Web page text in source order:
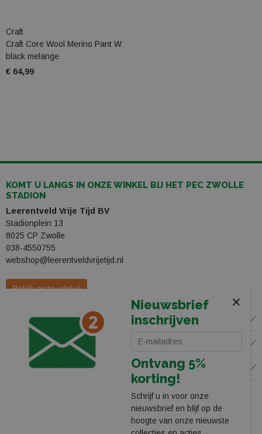
Craft
Craft Core Wool Merino Pant W
black melange
€ 64,99
KOMT U LANGS IN ONZE WINKEL BIJ HET PEC ZWOLLE
STADION
Leerentveld Vrije Tijd BV
Stadionplein 13
8025 CP Zwolle
038-4550755
webshop@leerentveldvrijetijd.nl
Bekijk onze winkel
WINKEL
KLANTENSERVICE
VOLG ONS
×
Nieuwsbrief
inschrijven
Ontvang 5%
korting!
Schrijf u in voor onze
nieuwsbrief en blijf op de
hoogte van onze nieuwste